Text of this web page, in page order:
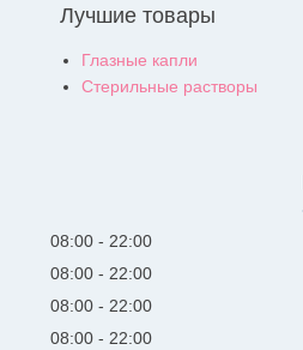
Лучшие товары
Глазные капли
Стерильные растворы
08:00
22:00
08:00
22:00
08:00
22:00
08:00
22:00